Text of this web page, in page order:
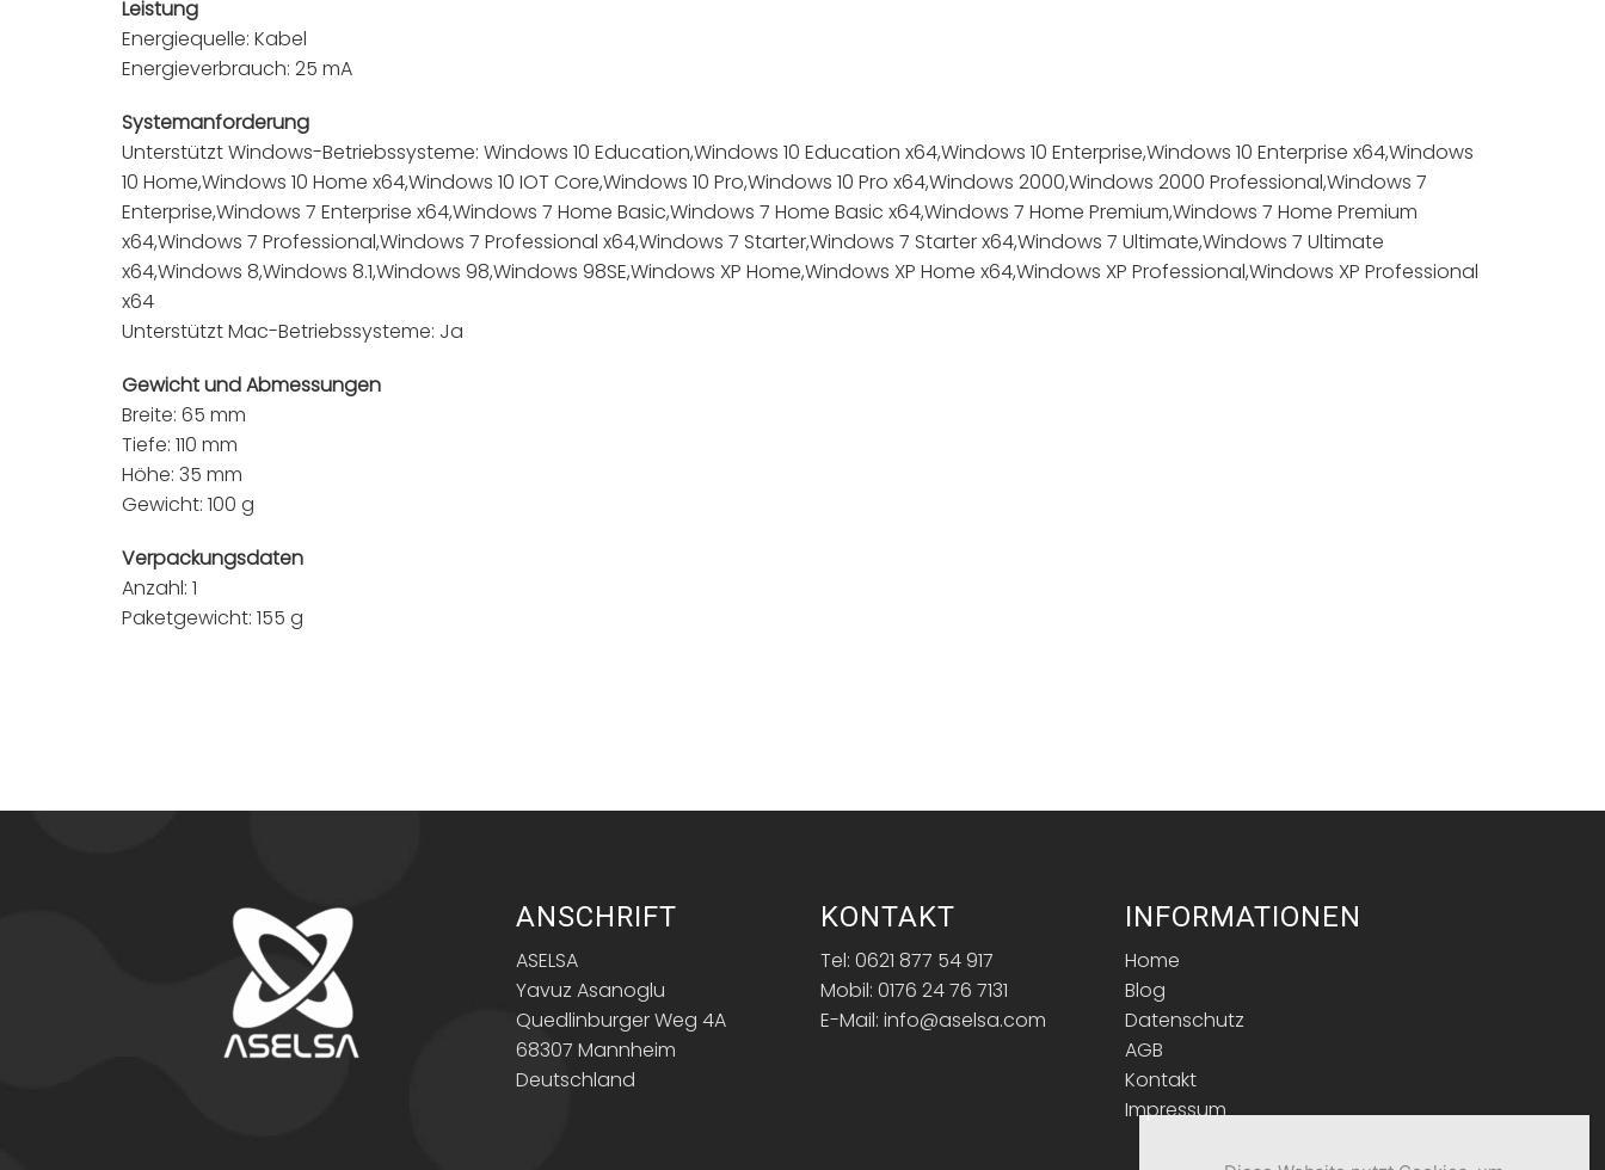
Leistung
Energiequelle: Kabel
Energieverbrauch: 25 mA
Systemanforderung
Unterstützt Windows-Betriebssysteme: Windows 10 Education,Windows 10 Education x64,Windows 10 Enterprise,Windows 10 Enterprise x64,Windows
10 Home,Windows 10 Home x64,Windows 10 IOT Core,Windows 10 Pro,Windows 10 Pro x64,Windows 2000,Windows 2000 Professional,Windows 7
Enterprise,Windows 7 Enterprise x64,Windows 7 Home Basic,Windows 7 Home Basic x64,Windows 7 Home Premium,Windows 7 Home Premium
x64,Windows 7 Professional,Windows 7 Professional x64,Windows 7 Starter,Windows 7 Starter x64,Windows 7 Ultimate,Windows 7 Ultimate
x64,Windows 8,Windows 8.1,Windows 98,Windows 98SE,Windows XP Home,Windows XP Home x64,Windows XP Professional,Windows XP Professional
x64
Unterstützt Mac-Betriebssysteme: Ja
Gewicht und Abmessungen
Breite: 65 mm
Tiefe: 110 mm
Höhe: 35 mm
Gewicht: 100 g
Verpackungsdaten
Anzahl: 1
Paketgewicht: 155 g
ANSCHRIFT
ASELSA
Yavuz Asanoglu
Quedlinburger Weg 4A
68307 Mannheim
Deutschland
KONTAKT
Tel: 0621 877 54 917
Mobil: 0176 24 76 7131
E-Mail: info@aselsa.com
INFORMATIONEN
Home
Blog
Datenschutz
AGB
Kontakt
Impressum